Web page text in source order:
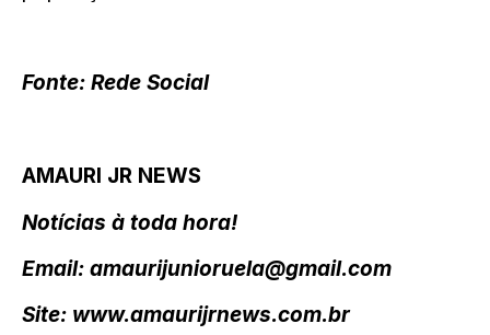
Fonte: Rede Social
AMAURI JR NEWS
Notícias à toda hora!
Email: amaurijunioruela@gmail.com
Site: www.amaurijrnews.com.br